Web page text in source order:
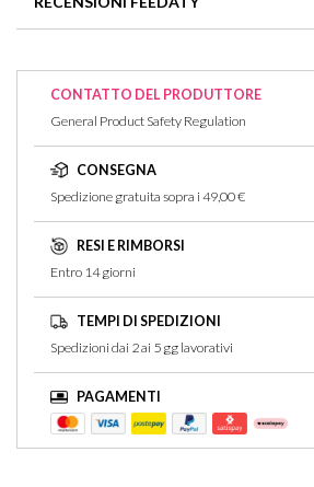
Non ci sono recensioni per questo articolo
CONTATTO DEL PRODUTTORE
General Product Safety Regulation
CONSEGNA
Spedizione gratuita sopra i 49,00 €
RESI E RIMBORSI
Entro 14 giorni
TEMPI DI SPEDIZIONI
Spedizioni dai 2 ai 5 gg lavorativi
PAGAMENTI